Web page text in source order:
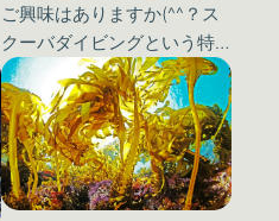
ご興味はありますか(^^？ス
クーバダイビングという特
殊なスポーツは私達が普段
味わうことのできない《水
中世界》を体験することが
可能です♪しかしダイビング
を趣味にしたり、楽しんで
い…